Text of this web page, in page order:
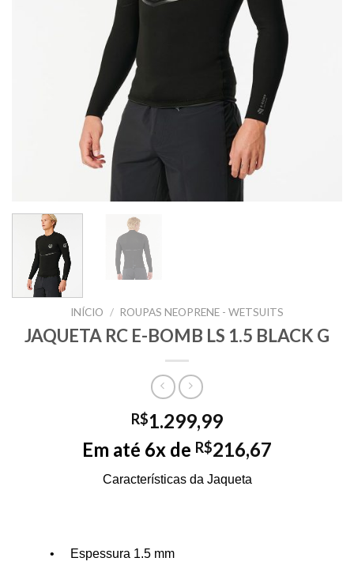
INÍCIO / ROUPAS NEOPRENE - WETSUITS
JAQUETA RC E-BOMB LS 1.5 BLACK G
R$1.299,99
Em até 6x de R$216,67
Características da Jaqueta
• Espessura 1.5 mm